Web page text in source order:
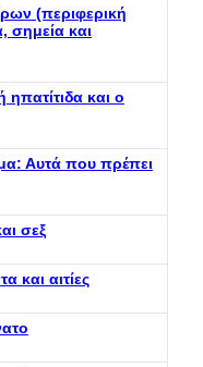
(περιφερική
σημεία και
και ο
Αυτά που πρέπει
σεξ
και αιτίες